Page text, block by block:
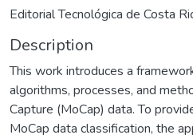
Editorial Tecnológica de Costa
Description
This work introduces a
algorithms, processes, and
Capture (MoCap) data. To
MoCap data classification, the